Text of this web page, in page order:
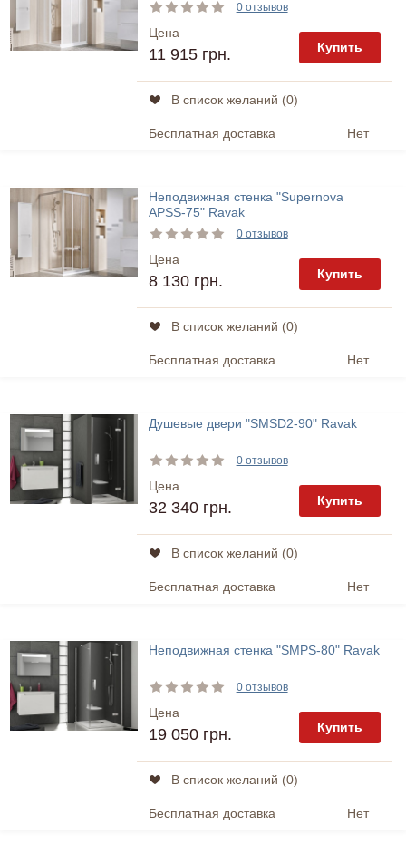
0 отзывов
Цена
11 915 грн. Купить
В список желаний (0)
Бесплатная доставка Нет
Неподвижная стенка "Supernova
APSS-75" Ravak
0 отзывов
Цена
8 130 грн. Купить
В список желаний (0)
Бесплатная доставка Нет
Душевые двери "SMSD2-90" Ravak
0 отзывов
Цена
32 340 грн. Купить
В список желаний (0)
Бесплатная доставка Нет
Неподвижная стенка "SMPS-80" Ravak
0 отзывов
Цена
19 050 грн. Купить
В список желаний (0)
Бесплатная доставка Нет